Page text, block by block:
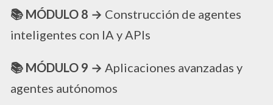
📚 MÓDULO 8 → Construcción de agentes
inteligentes con IA y APIs
📚 MÓDULO 9 → Aplicaciones avanzadas y
agentes autónomos